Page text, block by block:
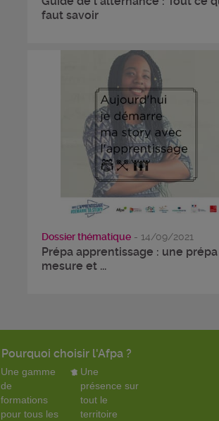
faut savoir
Dossier thématique - 14/09/2021
Prépa apprentissage : une
mesure et ...
Pourquoi choisir l'Afpa ?
Une gamme
de
formations
pour tous les
Une
présence sur
tout le
territoire